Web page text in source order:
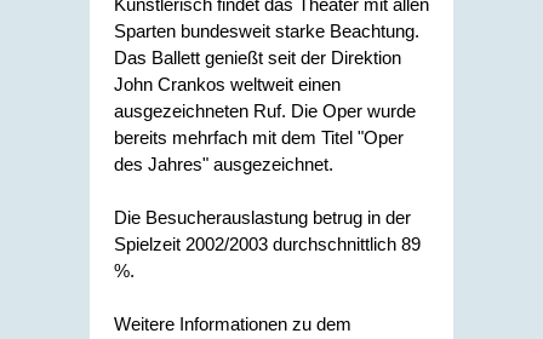
Künstlerisch findet das Theater mit allen
Sparten bundesweit starke Beachtung.
Das Ballett genießt seit der Direktion
John Crankos weltweit einen
ausgezeichneten Ruf. Die Oper wurde
bereits mehrfach mit dem Titel "Oper
des Jahres" ausgezeichnet.
Die Besucherauslastung betrug in der
Spielzeit 2002/2003 durchschnittlich 89
%.
Weitere Informationen zu dem